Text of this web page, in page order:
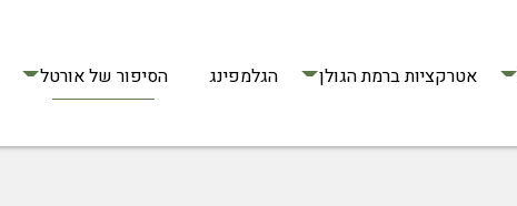
אטרקציות ברמת הגולן הגלמפינג הסיפור של אורטל